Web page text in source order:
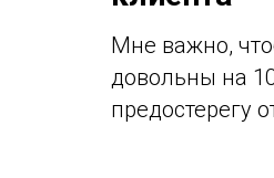
Мне важно,
довольны на
предостерегу